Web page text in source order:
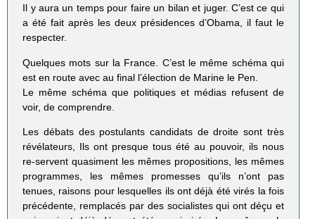
Il y aura un temps pour faire un bilan et juger. C’est ce qui
a été fait après les deux présidences d’Obama, il faut le
respecter.
Quelques mots sur la France. C’est le même schéma qui
est en route avec au final l’élection de Marine le Pen.
Le même schéma que politiques et médias refusent de
voir, de comprendre.
Les débats des postulants candidats de droite sont très
révélateurs, Ils ont presque tous été au pouvoir, ils nous
re-servent quasiment les mêmes propositions, les mêmes
programmes, les mêmes promesses qu’ils n’ont pas
tenues, raisons pour lesquelles ils ont déjà été virés la fois
précédente, remplacés par des socialistes qui ont déçu et